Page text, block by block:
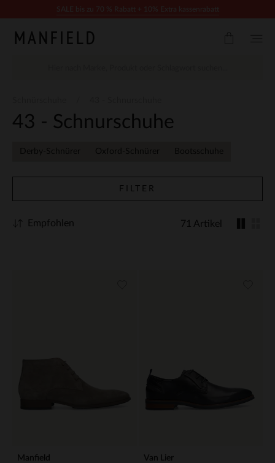
43 - Schnurschuhe
Derby-Schnürer Oxford-Schnürer Bootsschuhe
FILTER
71 Artikel
Empfohlen
Manfield Van Lier